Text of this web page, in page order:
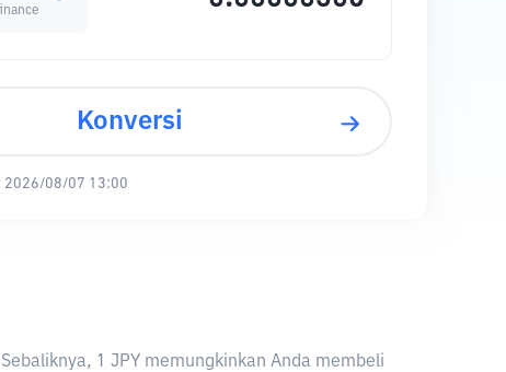
Konversi
2026/08/07 13:00
1 JPY memungkinkan Anda membeli